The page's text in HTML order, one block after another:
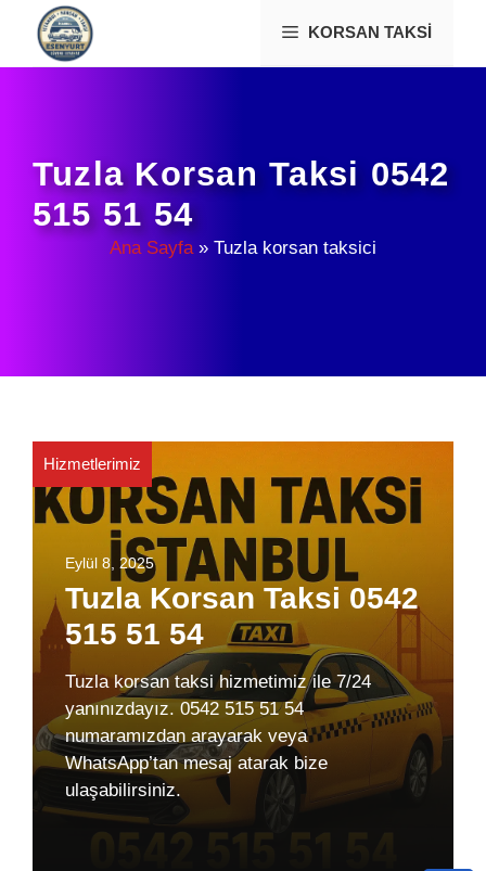
İçeriğe
KORSAN TAKSI
Tuzla Korsan Taksi 0542
515 51 54
Ana Sayfa» Tuzla korsan taksici
Hizmetlerimiz
Eylül 8, 2025
Tuzla Korsan Taksi 0542
515 51 54
Tuzla korsan taksi hizmetimiz ile 7/24
yanınızdayız. 0542 515 51 54
numaramızdan arayarak veya
WhatsApp’tan mesaj atarak bize
ulaşabilirsiniz.